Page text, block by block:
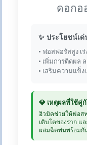
ดอกอ
✨ ประโยชน์เด่
• ฟอสฟอรัสสูง เร่
• เพิ่มการติดผล
• เสริมความแข็ง
💎 เหตุผลที่ใช้คู่
ฮิวมิคช่วยให้ฟอส
เติบโตของราก แ
ผสมฉีดพ่นพร้อมกั